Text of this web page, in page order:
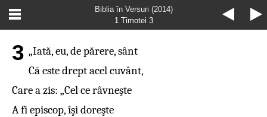
Biblia în Versuri (2014)
1 Timotei 3
3 „Iată, eu, de părere, sânt
Că este drept acel cuvânt,
Care a zis: „Cel ce râvneşte
A fi episcop, îşi doreşte